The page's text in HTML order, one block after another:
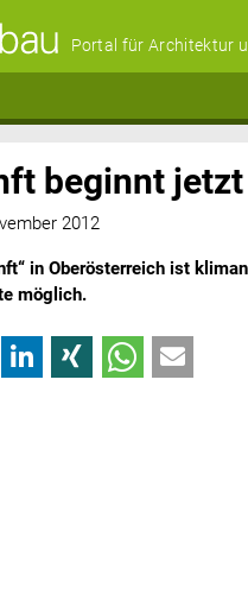
Portal für Architektur
beginnt jetzt
2012
in Oberösterreich ist
möglich.